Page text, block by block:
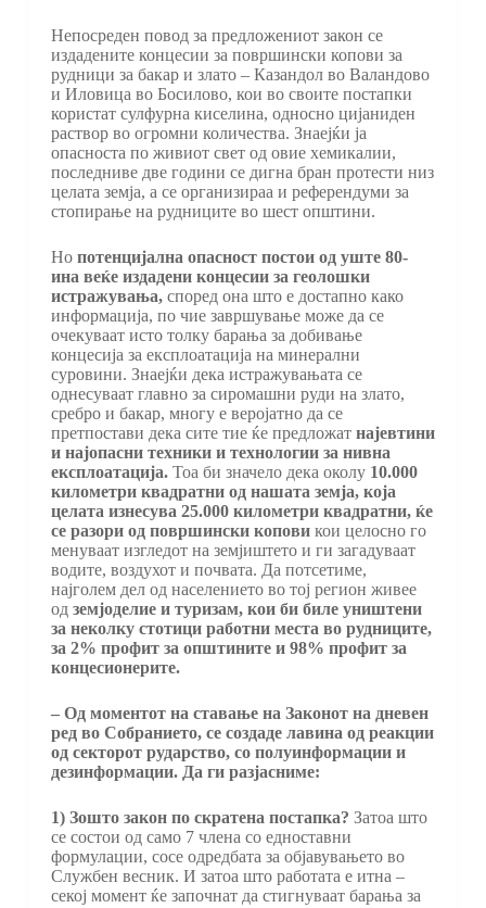
Непосреден повод за предложениот закон се
издадените концесии за површински копови за
рудници за бакар и злато – Казандол во Валандово
и Иловица во Босилово, кои во своите постапки
користат сулфурна киселина, односно цијаниден
раствор во огромни количества. Знаејќи ја
опасноста по живиот свет од овие хемикалии,
последниве две години се дигна бран протести низ
целата земја, а се организираа и референдуми за
стопирање на рудниците во шест општини.
Но потенцијална опасност постои од уште 80-
ина веќе издадени концесии за геолошки
истражувања,според она што е достапно како
информација, по чие завршување може да се
очекуваат исто толку барања за добивање
концесија за експлоатација на минерални
суровини. Знаејќи дека истражувањата се
однесуваат главно за сиромашни руди на злато,
сребро и бакар, многу е веројатно да се
претпостави дека сите тие ќе предложат најевтини
и најопасни техники и технологии за нивна
експлоатација.Тоа би значело дека околу 10.000
километри квадратни од нашата земја, која
целата изнесува 25.000 километри квадратни, ќе
се разори од површински коповикои целосно го
менуваат изгледот на земјиштето и ги загадуваат
водите, воздухот и почвата. Да потсетиме,
најголем дел од населението во тој регион живее
од земјоделие и туризам, кои би биле уништени
за неколку стотици работни места во рудниците,
за 2% профит за општините и 98% профит за
концесионерите.
– Од моментот на ставање на Законот на дневен
ред во Собранието, се создаде лавина од реакции
од секторот рударство, со полуинформации и
дезинформации. Да ги разјасниме:
1) Зошто закон по скратена постапка? Затоа што
се состои од само 7 члена со едноставни
формулации, сосе одредбата за објавувањето во
Службен весник. И затоа што работата е итна –
секој момент ќе започнат да стигнуваат барања за